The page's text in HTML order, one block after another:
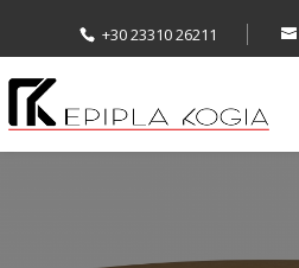
+30 23310 26211